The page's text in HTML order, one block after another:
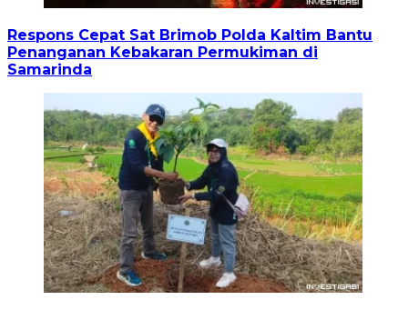
Respons Cepat Sat Brimob Polda Kaltim Bantu
Penanganan Kebakaran Permukiman di
Samarinda